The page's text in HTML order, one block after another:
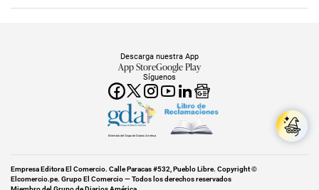
Síguenos
Descarga nuestra App
App StoreGoogle Play
Miembro del Grupo de Diarios América
Empresa Editora El Comercio. Calle Paracas #532, Pueblo Libre. Copyright ©
Elcomercio.pe. Grupo El Comercio — Todos los derechos reservados